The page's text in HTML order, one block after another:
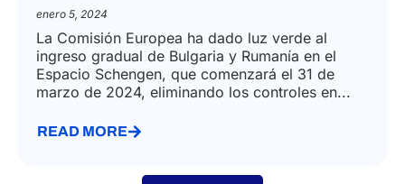
enero 5, 2024
La Comisión Europea ha dado luz verde al
ingreso gradual de Bulgaria y Rumanía en el
Espacio Schengen, que comenzará el 31 de
marzo de 2024, eliminando los controles en...
READ MORE